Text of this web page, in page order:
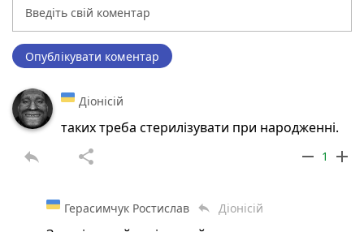
Опублікувати коментар
Діонісій
таких треба стерилізувати при народженні.
reply share remove 1 add
Герасимчук Ростислав reply Діонісій